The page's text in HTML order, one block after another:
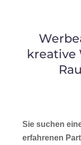
kreative
Sie suchen
erfahrenen